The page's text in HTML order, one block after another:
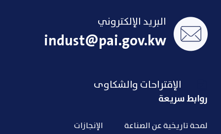
البريد الإلكتروني
indust@pai.gov.kw
الإقتراحات والشكاوى
روابط سريعة
لمحة تاريخية عن الصناعة الإنجازات